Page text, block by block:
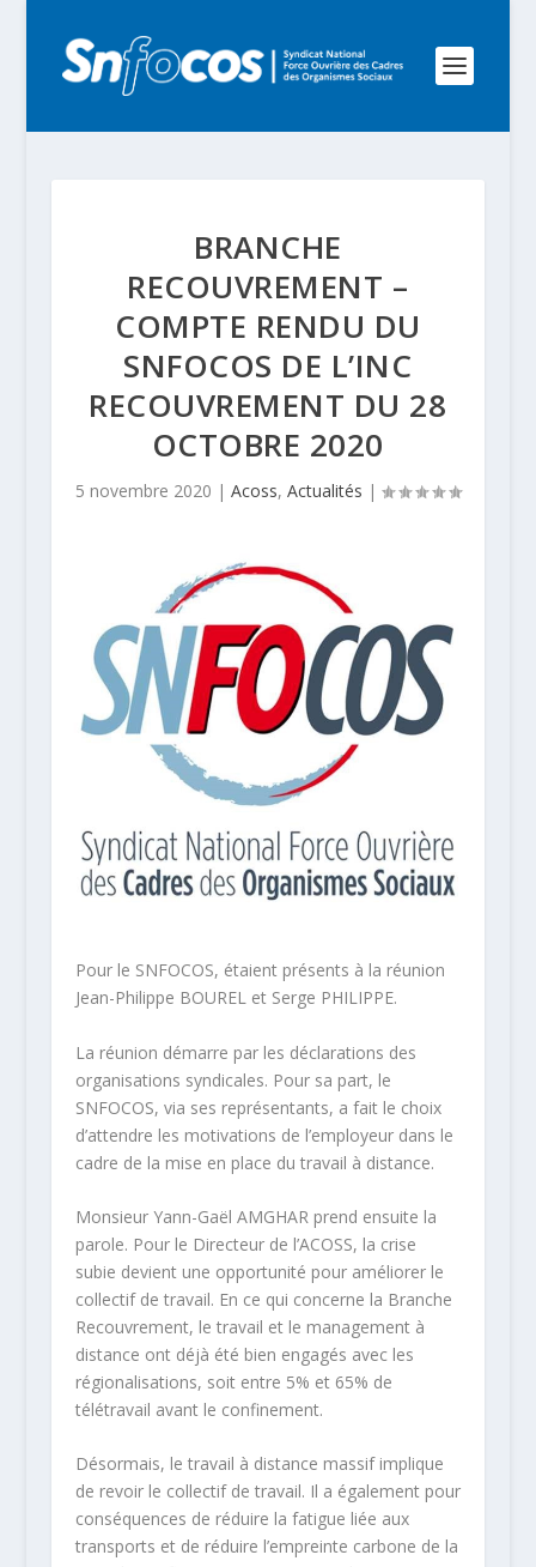
BRANCHE
RECOUVREMENT –
COMPTE RENDU DU
SNFOCOS DE L’INC
RECOUVREMENT DU 28
OCTOBRE 2020
5 novembre 2020 | Acoss, Actualités |
Pour le SNFOCOS, étaient présents à la réunion
Jean-Philippe BOUREL et Serge PHILIPPE.
La réunion démarre par les déclarations des
organisations syndicales. Pour sa part, le
SNFOCOS, via ses représentants, a fait le choix
d’attendre les motivations de l’employeur dans le
cadre de la mise en place du travail à distance.
Monsieur Yann-Gaël AMGHAR prend ensuite la
parole. Pour le Directeur de l’ACOSS, la crise
subie devient une opportunité pour améliorer le
collectif de travail. En ce qui concerne la Branche
Recouvrement, le travail et le management à
distance ont déjà été bien engagés avec les
régionalisations, soit entre 5% et 65% de
télétravail avant le confinement.
Désormais, le travail à distance massif implique
de revoir le collectif de travail. Il a également pour
conséquences de réduire la fatigue liée aux
transports et de réduire l’empreinte carbone de la